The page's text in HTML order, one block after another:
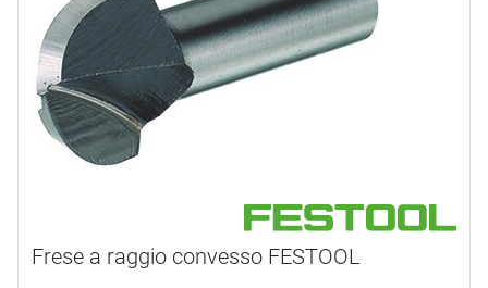
Frese a raggio convesso FESTOOL